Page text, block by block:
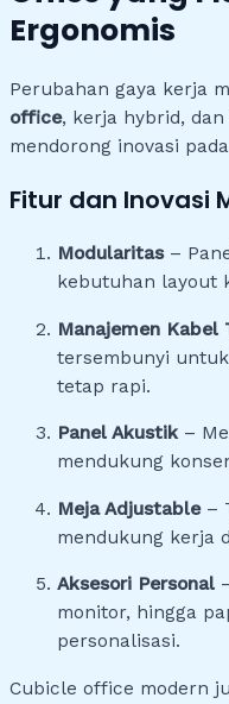
Ergonomis
Perubahan gaya kerja
office, kerja hybrid,
mendorong inovasi
Fitur dan Inovasi
Modularitas–
kebutuhan layout
Manajemen Kabel
tersembunyi
tetap rapi.
Panel Akustik –
mendukung
Meja Adjustable–
mendukung kerja
Aksesori Personal
monitor, hingga
personalisasi.
Cubicle office modern